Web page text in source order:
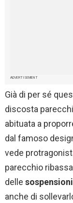
ADVERTISEMENT
Già di per sé
discosta
abituata a
dal famoso
vede
parecchio
delle
anche di